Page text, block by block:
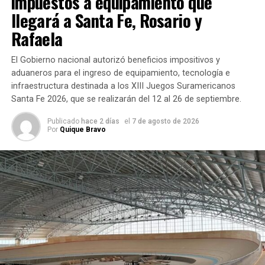
La Fiscalía corrigió la imputación
Durante la audiencia se realizó una modificación sobre la
descripción de los hechos atribuidos a
años, quien está imputada como coautora del homicidio.
Según
explicó
corrección
relacionada
con el
momento en
que se
produjo el
fallecimiento de Jeremías. El ajuste no modificó
sustancialmente la acusación, sino que precisó ese
llegará a Santa Fe, Rosario y
Rafaela
El Gobierno nacional autorizó beneficios impositivos y
aduaneros para el ingreso de equipamiento, tecnología e
infraestructura destinada a los XIII Juegos Suramericanos
Santa Fe 2026, que se realizarán del 12 al 26 de septiembre.
Publicado hace 2 días el 7 de agosto de 2026
Por Quique Bravo